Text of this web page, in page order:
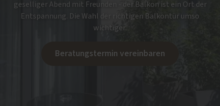
geselliger Abend mit Freunden - der Balkon ist ein Ort der
Entspannung. Die Wahl der richtigen Balkontür umso
wichtiger.
Beratungstermin vereinbaren